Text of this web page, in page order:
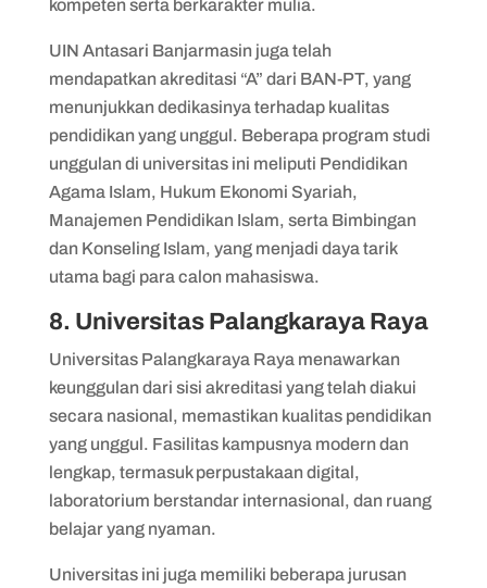
kompeten serta berkarakter mulia.
UIN Antasari Banjarmasin juga telah
mendapatkan akreditasi “A” dari BAN-PT, yang
menunjukkan dedikasinya terhadap kualitas
pendidikan yang unggul. Beberapa program studi
unggulan di universitas ini meliputi Pendidikan
Agama Islam, Hukum Ekonomi Syariah,
Manajemen Pendidikan Islam, serta Bimbingan
dan Konseling Islam, yang menjadi daya tarik
utama bagi para calon mahasiswa.
8. Universitas Palangkaraya Raya
Universitas Palangkaraya Raya menawarkan
keunggulan dari sisi akreditasi yang telah diakui
secara nasional, memastikan kualitas pendidikan
yang unggul. Fasilitas kampusnya modern dan
lengkap, termasuk perpustakaan digital,
laboratorium berstandar internasional, dan ruang
belajar yang nyaman.
Universitas ini juga memiliki beberapa jurusan